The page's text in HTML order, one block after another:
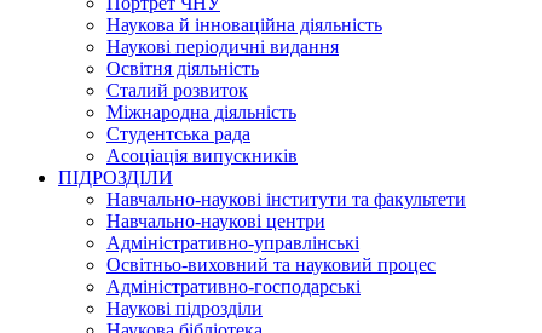
Наукова й інноваційна діяльність
Наукові періодичні видання
Освітня діяльність
Сталий розвиток
Міжнародна діяльність
Студентська рада
Асоціація випускників
ПІДРОЗДІЛИ
Навчально-наукові інститути та факультети
Навчально-наукові центри
Адміністративно-управлінські
Освітньо-виховний та науковий процес
Адміністративно-господарські
Наукові підрозділи